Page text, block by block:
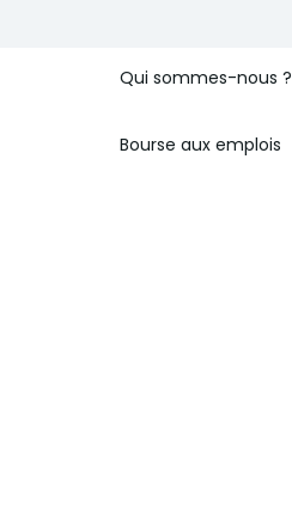
Qui sommes-nous ?
Bourse aux emplois